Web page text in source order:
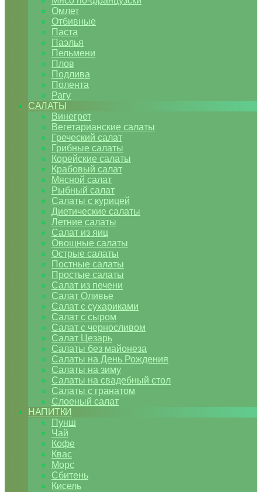
Омлет
Отбивные
Паста
Паэлья
Пельмени
Плов
Подлива
Полента
Рагу
САЛАТЫ
Винегрет
Вегетарианские салаты
Греческий салат
Грибные салаты
Корейские салаты
Крабовый салат
Мясной салат
Рыбный салат
Салаты с курицей
Диетические салаты
Летние салаты
Салат из яиц
Овощные салаты
Острые салаты
Постные салаты
Простые салаты
Салат из печени
Салат Оливье
Салат с сухариками
Салат с сыром
Салат с черносливом
Салат Цезарь
Салаты без майонеза
Салаты на День Рождения
Салаты на зиму
Салаты на свадебный стол
Салаты с гранатом
Слоеный салат
НАПИТКИ
Пунш
Чай
Кофе
Квас
Морс
Сбитень
Кисель